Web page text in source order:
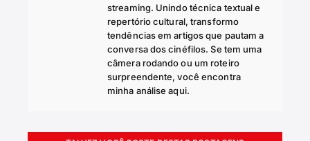
streaming. Unindo técnica textual e
repertório cultural, transformo
tendências em artigos que pautam a
conversa dos cinéfilos. Se tem uma
câmera rodando ou um roteiro
surpreendente, você encontra
minha análise aqui.